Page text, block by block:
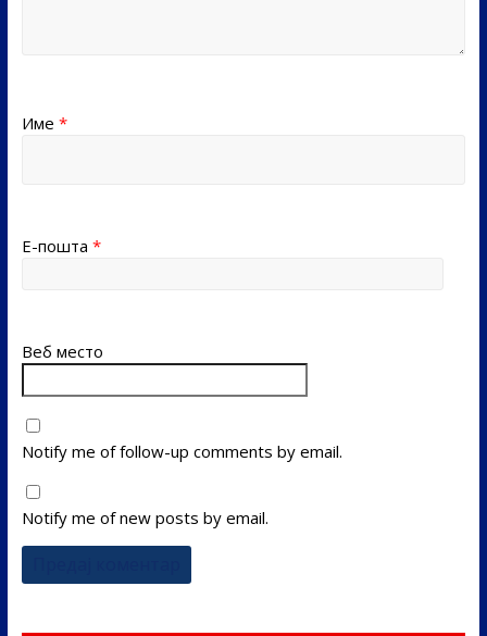
Име *
Е-пошта *
Веб место
Notify me of follow-up comments by email.
Notify me of new posts by email.